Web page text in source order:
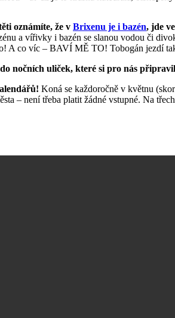
oznámíte, že v Brixenu je i bazén, jde
a vířivky i bazén se slanou vodou či
A co víc – BAVÍ MĚ TO! Tobogán jezdí
do nočních uliček, které si pro nás
Koná se každoročně v květnu
– není třeba platit žádné vstupné. Na